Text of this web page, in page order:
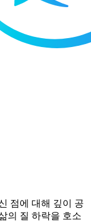
점에 대해 깊이 공
의 질 하락을 호소